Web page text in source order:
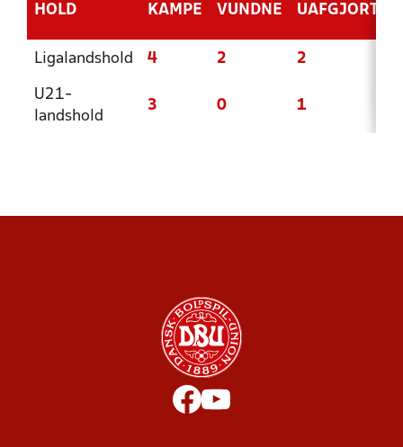
HOLD KAMPE VUNDNE UAFGJORTE
Ligalandshold 4 2 2
U21-
landshold
3 0 1